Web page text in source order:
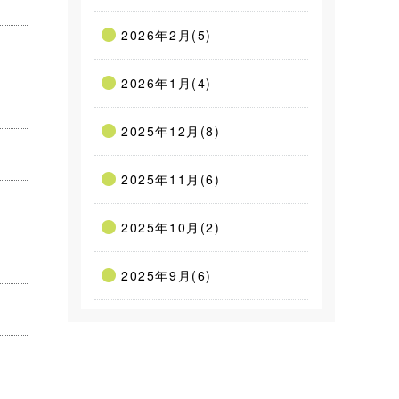
2026年2月(5)
2026年1月(4)
2025年12月(8)
2025年11月(6)
2025年10月(2)
2025年9月(6)